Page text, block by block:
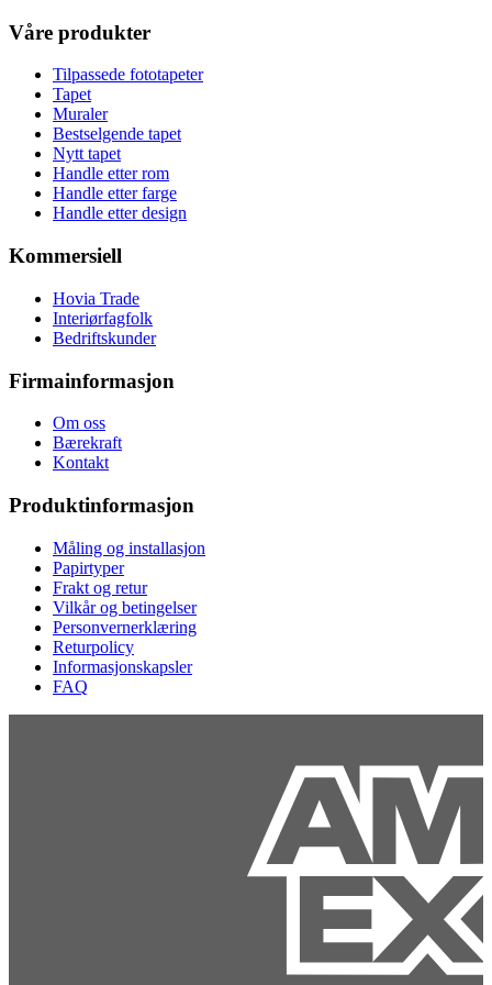
Våre produkter
Tilpassede fototapeter
Tapet
Muraler
Bestselgende tapet
Nytt tapet
Handle etter rom
Handle etter farge
Handle etter design
Kommersiell
Hovia Trade
Interiørfagfolk
Bedriftskunder
Firmainformasjon
Om oss
Bærekraft
Kontakt
Produktinformasjon
Måling og installasjon
Papirtyper
Frakt og retur
Vilkår og betingelser
Personvernerklæring
Returpolicy
Informasjonskapsler
FAQ